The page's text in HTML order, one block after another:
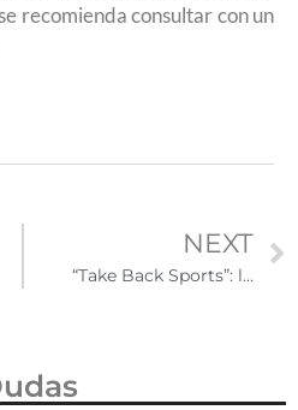
recomienda consultar con un
NEXT
“Take Back Sports”: la iniciativa de ESPN que busca que más niños vuelvan a practicar deporte en Estados Unidos.